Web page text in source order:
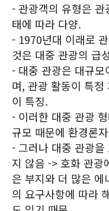
- 관광객의 유형은
태에 따라 다양.
- 1970년대 이래로
것은 대중 관광의 급
- 대중 관광은 대규
며, 관광 활동이 특정
이 특징.
- 이러한 대중 관광
규모 때문에 환경론
- 그러나 대중 관광
지 않음 -> 호화 관광
은 부지와 더 많은 에
의 요구사항에 따라